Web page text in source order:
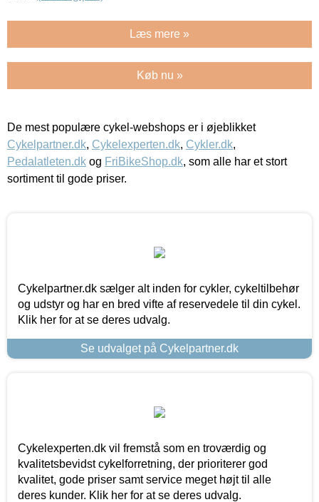
Læs mere »
Køb nu »
De mest populære cykel-webshops er i øjeblikket
Cykelpartner.dk, Cykelexperten.dk, Cykler.dk,
Pedalatleten.dk og FriBikeShop.dk, som alle har et stort
sortiment til gode priser.
Cykelpartner.dk sælger alt inden for cykler, cykeltilbehør
og udstyr og har en bred vifte af reservedele til din cykel.
Klik her for at se deres udvalg.
Se udvalget på Cykelpartner.dk
Cykelexperten.dk vil fremstå som en troværdig og
kvalitetsbevidst cykelforretning, der prioriterer god
kvalitet, gode priser samt service meget højt til alle
deres kunder. Klik her for at se deres udvalg.